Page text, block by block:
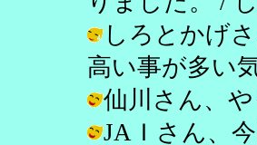
しろとかげ
高い事が多い
仙川さん、
JAＩさん、